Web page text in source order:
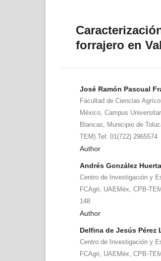
forrajero en
José Ramón Pascual
Facultad de Ciencias
México, Campus
Blancas, Municipio de
TEM).Tel: 01(722) 2965574
Author
Andrés González Huerta
Centro de Investigación y
FCAgri, UAEMéx, CPB-
148
Author
Delfina de Jesús Pérez
Centro de Investigación y
FCAgri, UAEMéx, CPB-